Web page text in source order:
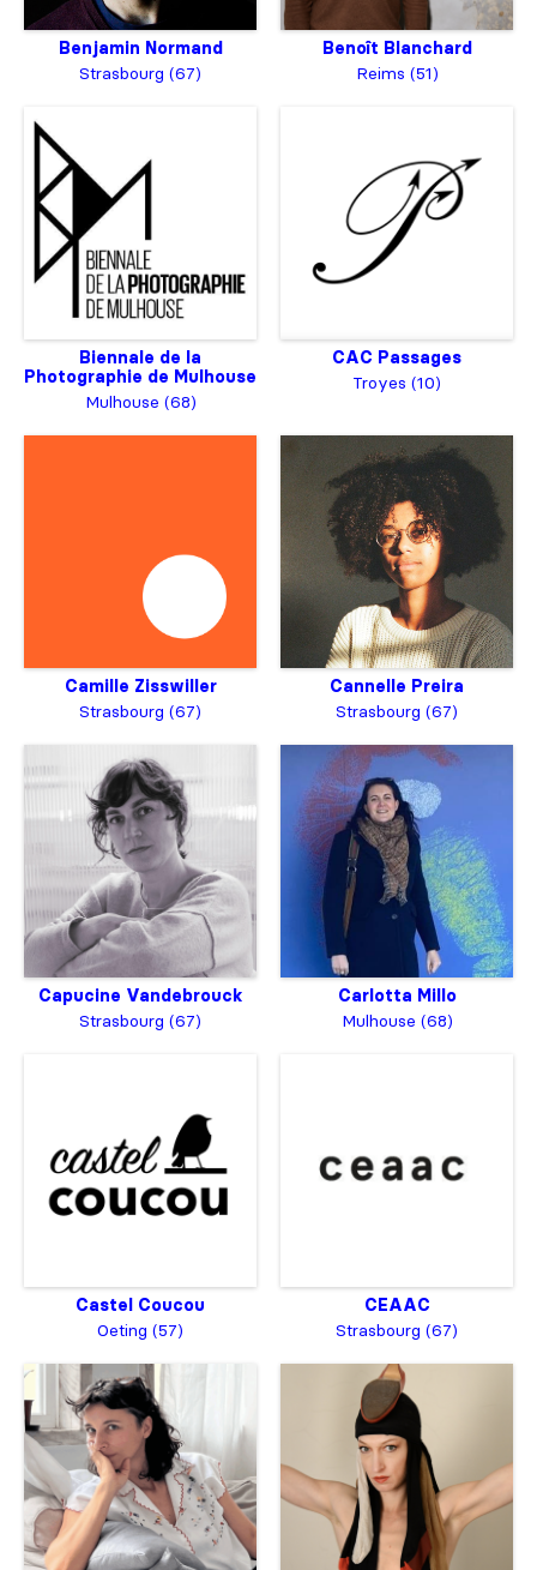
Benjamin Normand
Strasbourg (67)
Benoît Blanchard
Reims (51)
Biennale de la
Photographie de Mulhouse
Mulhouse (68)
CAC Passages
Troyes (10)
Camille Zisswiller
Strasbourg (67)
Cannelle Preira
Strasbourg (67)
Capucine Vandebrouck
Strasbourg (67)
Carlotta Millo
Mulhouse (68)
Castel Coucou
Oeting (57)
CEAAC
Strasbourg (67)